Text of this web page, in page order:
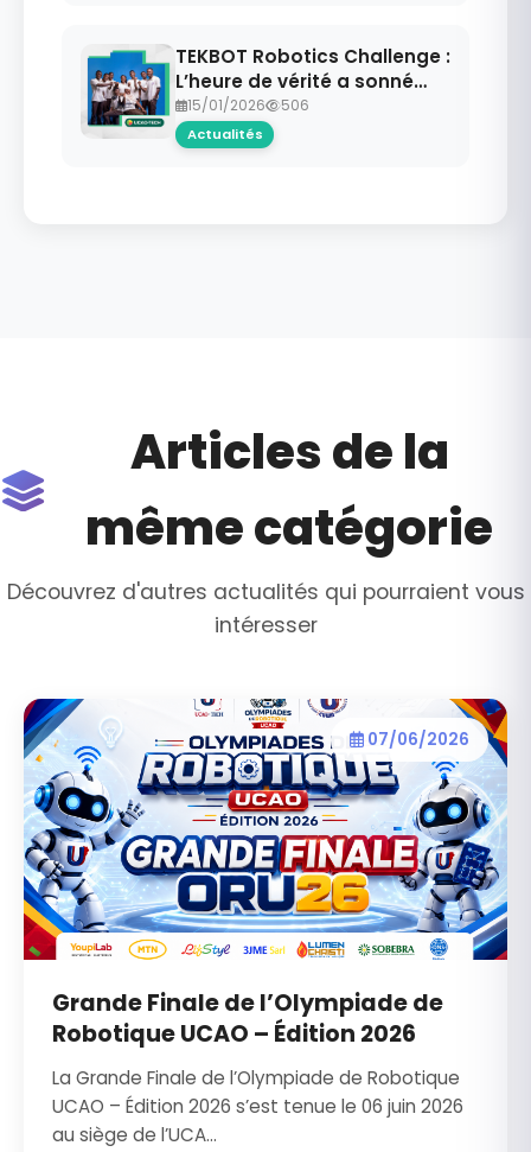
TEKBOT Robotics Challenge :
L’heure de vérité a sonné
pour l'UCAO-TECH
15/01/2026 506
Actualités
Articles de la
même catégorie
Découvrez d'autres actualités qui pourraient vous
intéresser
07/06/2026
Grande Finale de l’Olympiade de
Robotique UCAO – Édition 2026
La Grande Finale de l’Olympiade de Robotique
UCAO – Édition 2026 s’est tenue le 06 juin 2026
au siège de l’UCA...